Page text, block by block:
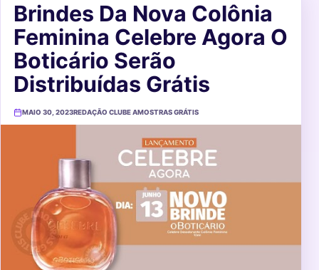
Brindes Da Nova Colônia
Feminina Celebre Agora O
Boticário Serão
Distribuídas Grátis
MAIO 30, 2023REDAÇÃO CLUBE AMOSTRAS GRÁTIS